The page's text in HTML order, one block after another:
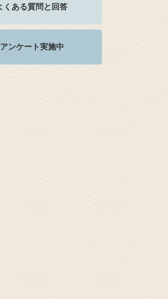
くある質問と回答
アンケート実施中